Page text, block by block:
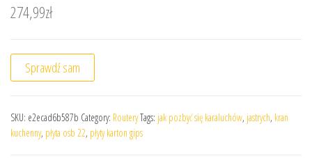
274,99zł
Sprawdź sam
SKU: e2ecad6b587b Category: RouteryTags: jak pozbyć się karaluchów, jastrych, kran
kuchenny, płyta osb 22, płyty karton gips